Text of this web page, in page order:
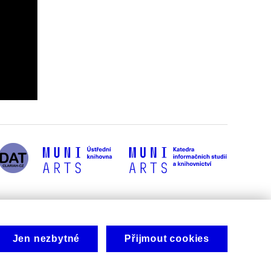
Jen nezbytné Přijmout cookies